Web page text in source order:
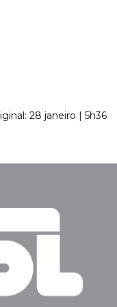
28 janeiro | 5h36